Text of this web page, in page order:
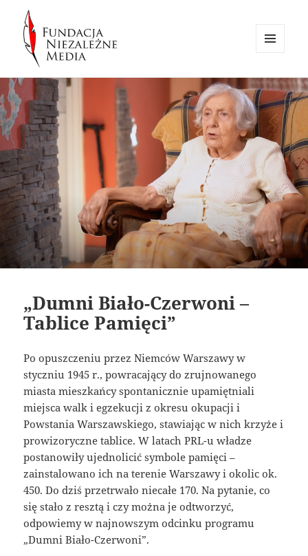
Fundacja Niezależne Media
WIDGETY
„Dumni Biało-Czerwoni –
Tablice Pamięci”
Po opuszczeniu przez Niemców Warszawy w
styczniu 1945 r., powracający do zrujnowanego
miasta mieszkańcy spontanicznie upamiętniali
miejsca walk i egzekucji z okresu okupacji i
Powstania Warszawskiego, stawiając w nich krzyże i
prowizoryczne tablice. W latach PRL-u władze
postanowiły ujednolicić symbole pamięci –
zainstalowano ich na terenie Warszawy i okolic ok.
450. Do dziś przetrwało niecałe 170. Na pytanie, co
się stało z resztą i czy można je odtworzyć,
odpowiemy w najnowszym odcinku programu
„Dumni Biało-Czerwoni”.